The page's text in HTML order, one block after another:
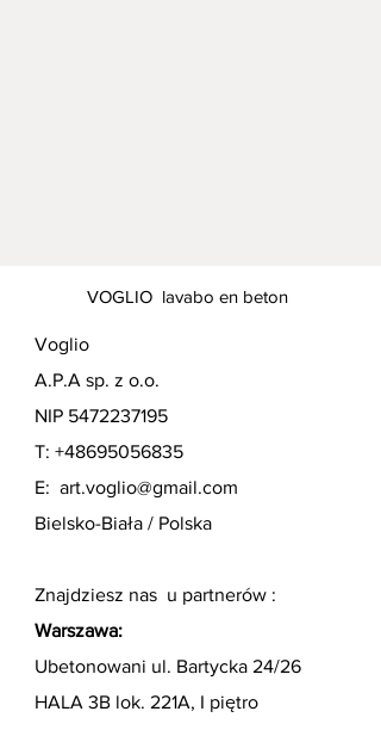
VOGLIO lavabo en beton
Voglio
A.P.A sp. z o.o.
NIP 5472237195
T: +48695056835
E: art.voglio@gmail.com
Bielsko-Biała / Polska
Znajdziesz nas u partnerów :
Warszawa:
Ubetonowani ul. Bartycka 24/26
HALA 3B lok. 221A, I piętro